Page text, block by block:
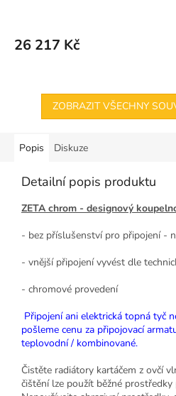
26 217 Kč
ZOBRAZIT VŠECHNY
Popis Diskuze
Detailní popis produktu
ZETA chrom - designový
- bez příslušenství pro připojení -
- vnější připojení vyvést dle
- chromové provedení
Připojení ani elektrická topná tyč
pošleme cenu za připojovací
teplovodní / kombinované.
Čistěte radiátory kartáčem z ovčí
čištění lze použít běžné